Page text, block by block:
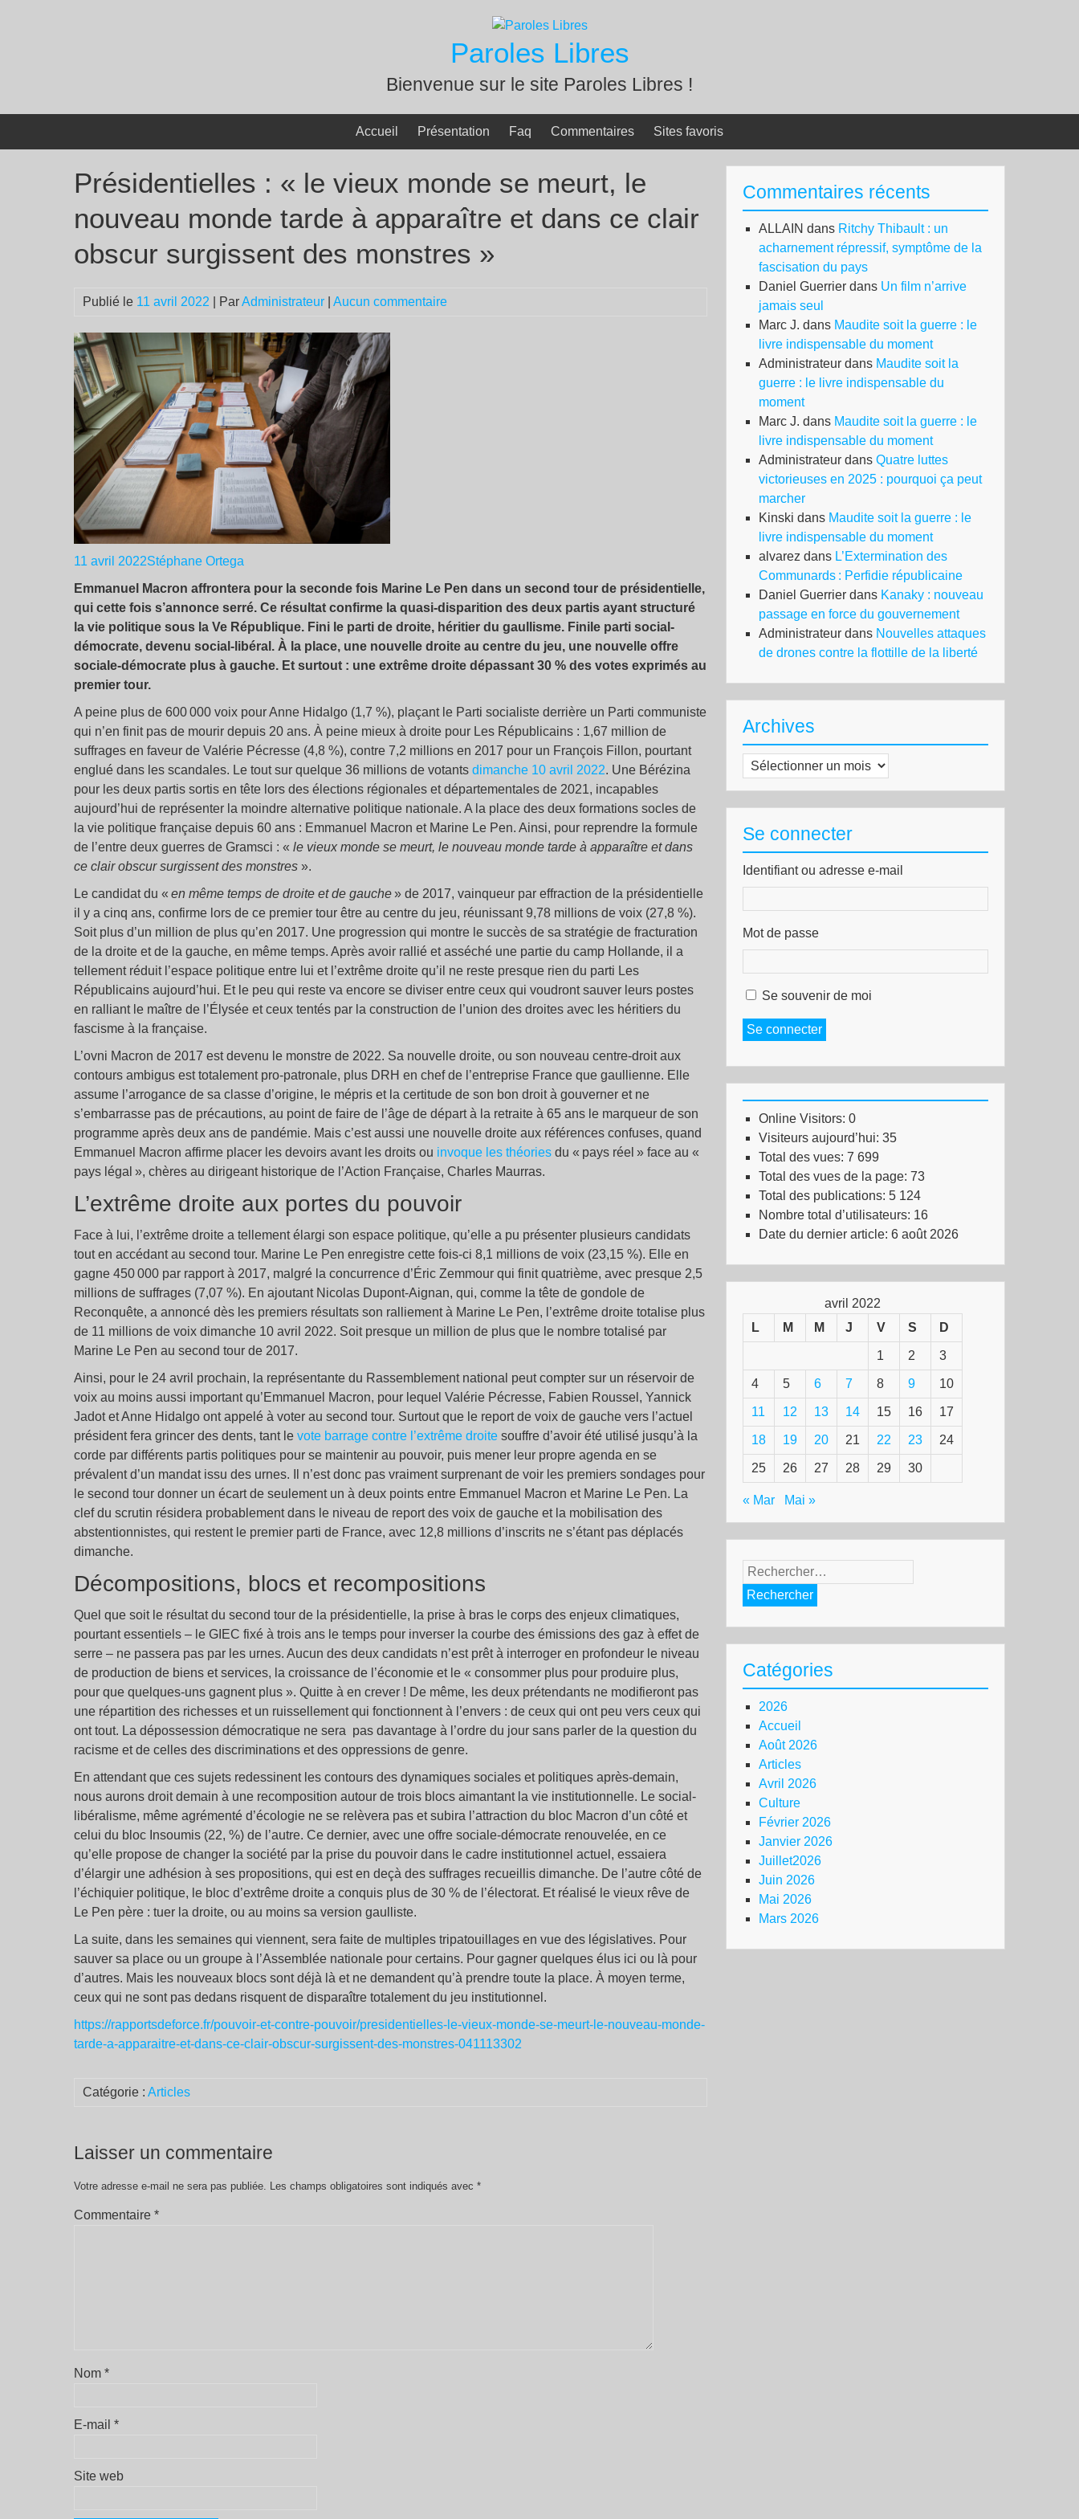
Paroles Libres
Bienvenue sur le site Paroles Libres !
Accueil Présentation Faq Commentaires Sites favoris
Présidentielles : « le vieux monde se meurt, le
nouveau monde tarde à apparaître et dans ce clair
obscur surgissent des monstres »
Publié le 11 avril 2022 | ParAdministrateur Aucun commentaire
11 avril 2022Stéphane Ortega
Emmanuel Macron affrontera pour la seconde fois Marine Le Pen dans un second tour de présidentielle,
qui cette fois s’annonce serré. Ce résultat confirme la quasi-disparition des deux partis ayant structuré
la vie politique sous la Ve République. Fini le parti de droite, héritier du gaullisme. Fini le parti social-
démocrate, devenu social-libéral. À la place, une nouvelle droite au centre du jeu, une nouvelle offre
sociale-démocrate plus à gauche. Et surtout : une extrême droite dépassant 30 % des votes exprimés au
premier tour.
A peine plus de 600 000 voix pour Anne Hidalgo (1,7 %), plaçant le Parti socialiste derrière un Parti communiste
qui n’en finit pas de mourir depuis 20 ans. À peine mieux à droite pour Les Républicains : 1,67 million de
suffrages en faveur de Valérie Pécresse (4,8 %), contre 7,2 millions en 2017 pour un François Fillon, pourtant
englué dans les scandales. Le tout sur quelque 36 millions de votants dimanche 10 avril 2022. Une Bérézina
pour les deux partis sortis en tête lors des élections régionales et départementales de 2021, incapables
aujourd’hui de représenter la moindre alternative politique nationale. A la place des deux formations socles de
la vie politique française depuis 60 ans : Emmanuel Macron et Marine Le Pen. Ainsi, pour reprendre la formule
de l’entre deux guerres de Gramsci : « le vieux monde se meurt, le nouveau monde tarde à apparaître et dans
ce clair obscur surgissent des monstres ».
Le candidat du « en même temps de droite et de gauche» de 2017, vainqueur par effraction de la présidentielle
il y a cinq ans, confirme lors de ce premier tour être au centre du jeu, réunissant 9,78 millions de voix (27,8 %).
Soit plus d’un million de plus qu’en 2017. Une progression qui montre le succès de sa stratégie de fracturation
de la droite et de la gauche, en même temps. Après avoir rallié et asséché une partie du camp Hollande, il a
tellement réduit l’espace politique entre lui et l’extrême droite qu’il ne reste presque rien du parti Les
Républicains aujourd’hui. Et le peu qui reste va encore se diviser entre ceux qui voudront sauver leurs postes
en ralliant le maître de l’Élysée et ceux tentés par la construction de l’union des droites avec les héritiers du
fascisme à la française.
L’ovni Macron de 2017 est devenu le monstre de 2022. Sa nouvelle droite, ou son nouveau centre-droit aux
contours ambigus est totalement pro-patronale, plus DRH en chef de l’entreprise France que gaullienne. Elle
assume l’arrogance de sa classe d’origine, le mépris et la certitude de son bon droit à gouverner et ne
s’embarrasse pas de précautions, au point de faire de l’âge de départ à la retraite à 65 ans le marqueur de son
programme après deux ans de pandémie. Mais c’est aussi une nouvelle droite aux références confuses, quand
Emmanuel Macron affirme placer les devoirs avant les droits ou invoque les théories du « pays réel » face au «
pays légal », chères au dirigeant historique de l’Action Française, Charles Maurras.
L’extrême droite aux portes du pouvoir
Face à lui, l’extrême droite a tellement élargi son espace politique, qu’elle a pu présenter plusieurs candidats
tout en accédant au second tour. Marine Le Pen enregistre cette fois-ci 8,1 millions de voix (23,15 %). Elle en
gagne 450 000 par rapport à 2017, malgré la concurrence d’Éric Zemmour qui finit quatrième, avec presque 2,5
millions de suffrages (7,07 %). En ajoutant Nicolas Dupont-Aignan, qui, comme la tête de gondole de
Reconquête, a annoncé dès les premiers résultats son ralliement à Marine Le Pen, l’extrême droite totalise plus
de 11 millions de voix dimanche 10 avril 2022. Soit presque un million de plus que le nombre totalisé par
Marine Le Pen au second tour de 2017.
Ainsi, pour le 24 avril prochain, la représentante du Rassemblement national peut compter sur un réservoir de
voix au moins aussi important qu’Emmanuel Macron, pour lequel Valérie Pécresse, Fabien Roussel, Yannick
Jadot et Anne Hidalgo ont appelé à voter au second tour. Surtout que le report de voix de gauche vers l’actuel
président fera grincer des dents, tant le vote barrage contre l’extrême droite souffre d’avoir été utilisé jusqu’à la
corde par différents partis politiques pour se maintenir au pouvoir, puis mener leur propre agenda en se
prévalent d’un mandat issu des urnes. Il n’est donc pas vraiment surprenant de voir les premiers sondages pour
le second tour donner un écart de seulement un à deux points entre Emmanuel Macron et Marine Le Pen. La
clef du scrutin résidera probablement dans le niveau de report des voix de gauche et la mobilisation des
abstentionnistes, qui restent le premier parti de France, avec 12,8 millions d’inscrits ne s’étant pas déplacés
dimanche.
Décompositions, blocs et recompositions
Quel que soit le résultat du second tour de la présidentielle, la prise à bras le corps des enjeux climatiques,
pourtant essentiels – le GIEC fixé à trois ans le temps pour inverser la courbe des émissions des gaz à effet de
serre – ne passera pas par les urnes. Aucun des deux candidats n’est prêt à interroger en profondeur le niveau
de production de biens et services, la croissance de l’économie et le « consommer plus pour produire plus,
pour que quelques-uns gagnent plus ». Quitte à en crever ! De même, les deux prétendants ne modifieront pas
une répartition des richesses et un ruissellement qui fonctionnent à l’envers : de ceux qui ont peu vers ceux qui
ont tout. La dépossession démocratique ne sera pas davantage à l’ordre du jour sans parler de la question du
racisme et de celles des discriminations et des oppressions de genre.
En attendant que ces sujets redessinent les contours des dynamiques sociales et politiques après-demain,
nous aurons droit demain à une recomposition autour de trois blocs aimantant la vie institutionnelle. Le social-
libéralisme, même agrémenté d’écologie ne se relèvera pas et subira l’attraction du bloc Macron d’un côté et
celui du bloc Insoumis (22, %) de l’autre. Ce dernier, avec une offre sociale-démocrate renouvelée, en ce
qu’elle propose de changer la société par la prise du pouvoir dans le cadre institutionnel actuel, essaiera
d’élargir une adhésion à ses propositions, qui est en deçà des suffrages recueillis dimanche. De l’autre côté de
l’échiquier politique, le bloc d’extrême droite a conquis plus de 30 % de l’électorat. Et réalisé le vieux rêve de
Le Pen père : tuer la droite, ou au moins sa version gaulliste.
La suite, dans les semaines qui viennent, sera faite de multiples tripatouillages en vue des législatives. Pour
sauver sa place ou un groupe à l’Assemblée nationale pour certains. Pour gagner quelques élus ici ou là pour
d’autres. Mais les nouveaux blocs sont déjà là et ne demandent qu’à prendre toute la place. À moyen terme,
ceux qui ne sont pas dedans risquent de disparaître totalement du jeu institutionnel.
https://rapportsdeforce.fr/pouvoir-et-contre-pouvoir/presidentielles-le-vieux-monde-se-meurt-le-nouveau-monde-
tarde-a-apparaitre-et-dans-ce-clair-obscur-surgissent-des-monstres-041113302
Catégorie : Articles
Laisser un commentaire
Votre adresse e-mail ne sera pas publiée. Les champs obligatoires sont indiqués avec *
Commentaire *
Nom *
E-mail *
Site web
Commentaires récents
ALLAIN dans Ritchy Thibault : un
acharnement répressif, symptôme de la
fascisation du pays
Daniel Guerrier dans Un film n’arrive
jamais seul
Marc J. dans Maudite soit la guerre : le
livre indispensable du moment
Administrateur dans Maudite soit la
guerre : le livre indispensable du
moment
Marc J. dans Maudite soit la guerre : le
livre indispensable du moment
Administrateur dans Quatre luttes
victorieuses en 2025 : pourquoi ça peut
marcher
Kinski dans Maudite soit la guerre : le
livre indispensable du moment
alvarez dans L’Extermination des
Communards : Perfidie républicaine
Daniel Guerrier dans Kanaky : nouveau
passage en force du gouvernement
Administrateur dans Nouvelles attaques
de drones contre la flottille de la liberté
Archives
Archives
Se connecter
Identifiant ou adresse e-mail
Mot de passe
Se souvenir de moi
Se connecter
Online Visitors: 0
Visiteurs aujourd’hui: 35
Total des vues: 7 699
Total des vues de la page: 73
Total des publications: 5 124
Nombre total d’utilisateurs: 16
Date du dernier article: 6 août 2026
avril 2022
L
M M J V S D
1 2 3
4 5 6 7 8 9 10
11 12 13 14 15 16 17
18 19 20 21 22 23 24
25 26 27 28 29 30
« Mar Mai »
Rechercher :
Catégories
2026
Accueil
Août 2026
Articles
Avril 2026
Culture
Février 2026
Janvier 2026
Juillet2026
Juin 2026
Mai 2026
Mars 2026